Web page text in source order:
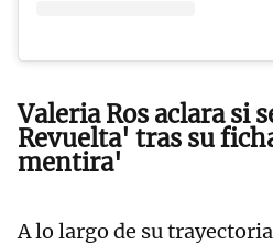
Valeria Ros aclara si
Revuelta' tras su
mentira'
A lo largo de su